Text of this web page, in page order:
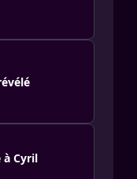
à Cyril